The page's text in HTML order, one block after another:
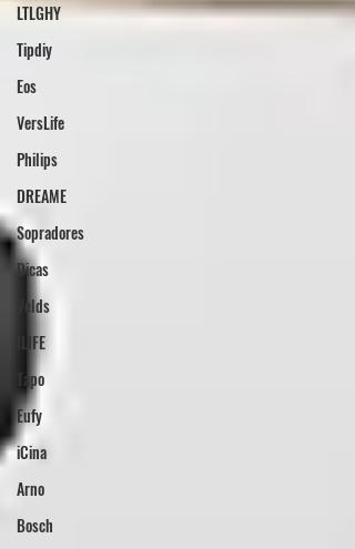
LTLGHY
Tipdiy
Eos
VersLife
Philips
DREAME
Sopradores
Dicas
Velds
ILIFE
Tapo
Eufy
iCina
Arno
Bosch